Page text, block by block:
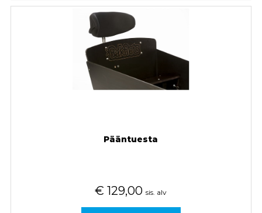
Pääntuesta
€ 129,00 sis. alv